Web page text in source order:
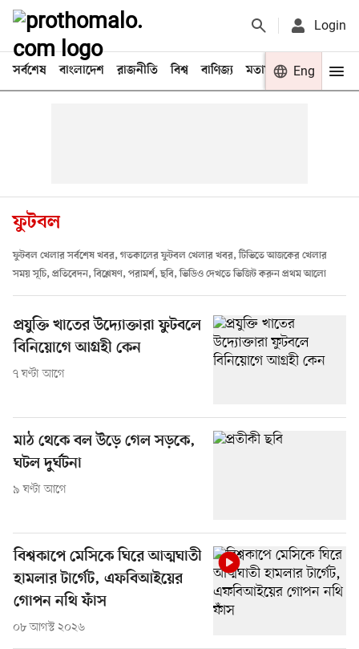
Login
সর্বশেষ বাংলাদেশ রাজনীতি বিশ্ব বাণিজ্য মতামত খেলা
Eng
ফুটবল
ফুটবল খেলার সর্বশেষ খবর, গতকালের ফুটবল খেলার খবর, টিভিতে আজকের খেলার
সময় সূচি, প্রতিবেদন, বিশ্লেষণ, পরামর্শ, ছবি, ভিডিও দেখতে ভিজিট করুন প্রথম আলো
প্রযুক্তি খাতের উদ্যোক্তারা ফুটবলে
বিনিয়োগে আগ্রহী কেন
৭ ঘণ্টা আগে
মাঠ থেকে বল উড়ে গেল সড়কে,
ঘটল দুর্ঘটনা
৯ ঘণ্টা আগে
বিশ্বকাপে মেসিকে ঘিরে আত্মঘাতী
হামলার টার্গেট, এফবিআইয়ের
গোপন নথি ফাঁস
০৮ আগস্ট ২০২৬